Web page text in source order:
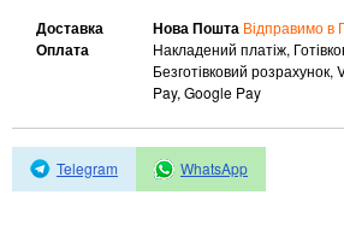
Відеоспостереження
Автономне живлення
Інвертори напруги
Доставка Нова Пошта Відправимо в
Оплата
Накладений платіж,
Безготівковий
Pay, Google Pay
Telegram WhatsApp